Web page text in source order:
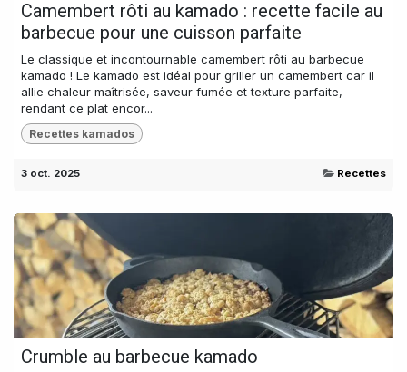
Camembert rôti au kamado : recette facile au
barbecue pour une cuisson parfaite
Le classique et incontournable camembert rôti au barbecue
kamado ! Le kamado est idéal pour griller un camembert car il
allie chaleur maîtrisée, saveur fumée et texture parfaite,
rendant ce plat encor...
Recettes kamados
3 oct. 2025 Recettes
Crumble au barbecue kamado